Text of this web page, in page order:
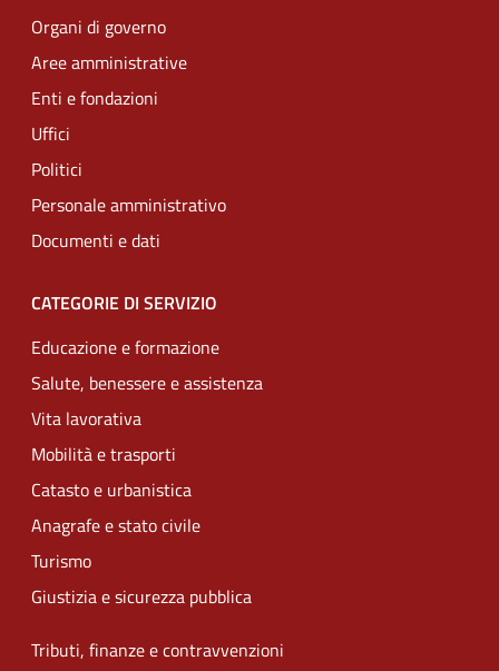
Organi di governo
Aree amministrative
Enti e fondazioni
Uffici
Politici
Personale amministrativo
Documenti e dati
CATEGORIE DI SERVIZIO
Educazione e formazione
Salute, benessere e assistenza
Vita lavorativa
Mobilità e trasporti
Catasto e urbanistica
Anagrafe e stato civile
Turismo
Giustizia e sicurezza pubblica
Tributi, finanze e contravvenzioni